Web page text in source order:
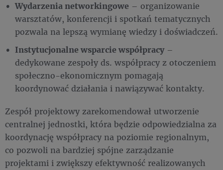
Wydarzenia networkingowe – organizowanie
warsztatów, konferencji i spotkań tematycznych
pozwala na lepszą wymianę wiedzy i doświadczeń.
Instytucjonalne wsparcie współpracy–
dedykowane zespoły ds. współpracy z otoczeniem
społeczno-ekonomicznym pomagają
koordynować działania i nawiązywać kontakty.
Zespół projektowy zarekomendował utworzenie
centralnej jednostki, która będzie odpowiedzialna za
koordynację współpracy na poziomie regionalnym,
co pozwoli na bardziej spójne zarządzanie
projektami i zwiększy efektywność realizowanych